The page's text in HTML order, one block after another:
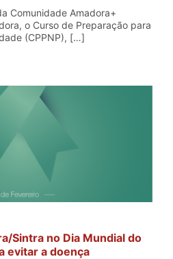
Comunidade Amadora+
o Curso de Preparação para
(CPPNP), […]
Sintra no Dia Mundial do
evitar a doença